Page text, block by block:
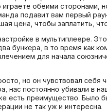
обеими
подавит вам первый
цена, чтобы заплатить,
в мультиплеере.
бункера, в то время как
для начала
но он чувствовал
нас постоянно убивали
есть преимущество. Было
не так уж и интересна.